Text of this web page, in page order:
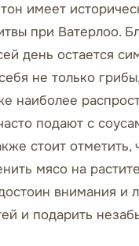
имеет
при Ватерлоо.
день остается
не только
наиболее
подают с
стоит
мясо на
внимания и
и подарить